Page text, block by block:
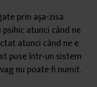
prin așa-zisa
atunci când ne
atunci când ne e
puse într-un sistem
nu poate fi numit.